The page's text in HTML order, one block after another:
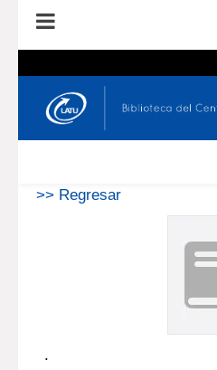
En el catálogo
>> Regresar
.